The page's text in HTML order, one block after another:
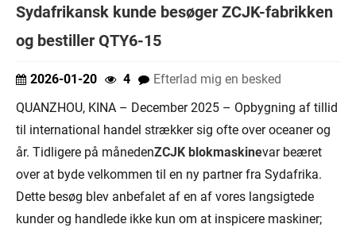
Sydafrikansk kunde besøger ZCJK-fabrikken
og bestiller QTY6-15
2026-01-20 4
Efterlad mig en besked
QUANZHOU, KINA – December 2025 – Opbygning af tillid
til international handel strækker sig ofte over oceaner og
år. Tidligere på månedenZCJK blokmaskinevar beæret
over at byde velkommen til en ny partner fra Sydafrika.
Dette besøg blev anbefalet af en af ​​vores langsigtede
kunder og handlede ikke kun om at inspicere maskiner;